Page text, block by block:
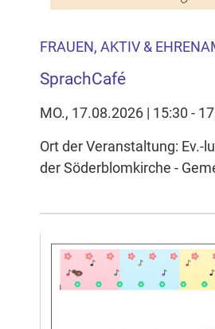
FRAUEN, AKTIV &
SprachCafé
MO., 17.08.2026 | 15:30 -
Ort der Veranstaltung: Ev.-
der Söderblomkirche -